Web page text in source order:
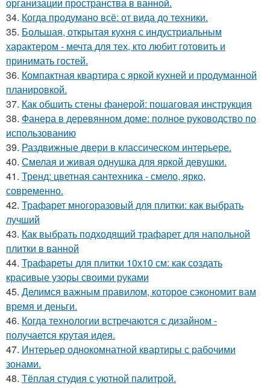
34. Когда продумано всё: от вида до техники.
35. Большая, открытая кухня с индустриальным
характером - мечта для тех, кто любит готовить и
принимать гостей.
36. Компактная квартира с яркой кухней и продуманной
планировкой.
37. Как обшить стены фанерой: пошаговая инструкция
38. Фанера в деревянном доме: полное руководство по
использованию
39. Раздвижные двери в классическом интерьере.
40. Смелая и живая однушка для яркой девушки.
41. Тренд: цветная сантехника - смело, ярко,
современно.
42. Трафарет многоразовый для плитки: как выбрать
лучший
43. Как выбрать подходящий трафарет для напольной
плитки в ванной
44. Трафареты для плитки 10х10 см: как создать
красивые узоры своими руками
45. Делимся важным правилом, которое сэкономит вам
время и деньги.
46. Когда технологии встречаются с дизайном -
получается крутая идея.
47. Интерьер однокомнатной квартиры с рабочими
зонами.
48. Тёплая студия с уютной палитрой.